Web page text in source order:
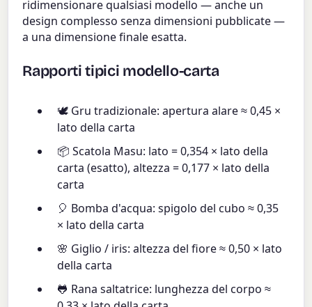
ridimensionare qualsiasi modello — anche un
design complesso senza dimensioni pubblicate —
a una dimensione finale esatta.
Rapporti tipici modello-carta
🕊 Gru tradizionale: apertura alare ≈ 0,45 ×
lato della carta
📦 Scatola Masu: lato = 0,354 × lato della
carta (esatto), altezza = 0,177 × lato della
carta
🎈 Bomba d'acqua: spigolo del cubo ≈ 0,35
× lato della carta
🌸 Giglio / iris: altezza del fiore ≈ 0,50 × lato
della carta
🐸 Rana saltatrice: lunghezza del corpo ≈